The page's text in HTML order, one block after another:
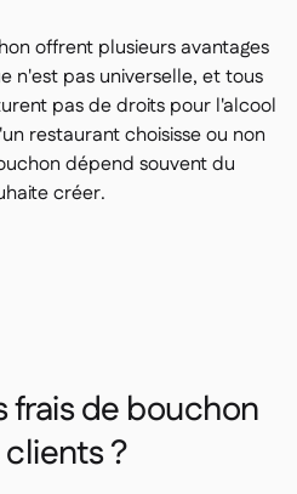
offrent plusieurs avantages
n'est pas universelle, et tous
pas de droits pour l'alcool
restaurant choisisse ou non
dépend souvent du
créer.
frais de bouchon
?